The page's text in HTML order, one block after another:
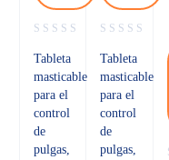
Tableta
masticable
para el
control
de
pulgas,
Tableta
masticable
para el
control
de
pulgas,